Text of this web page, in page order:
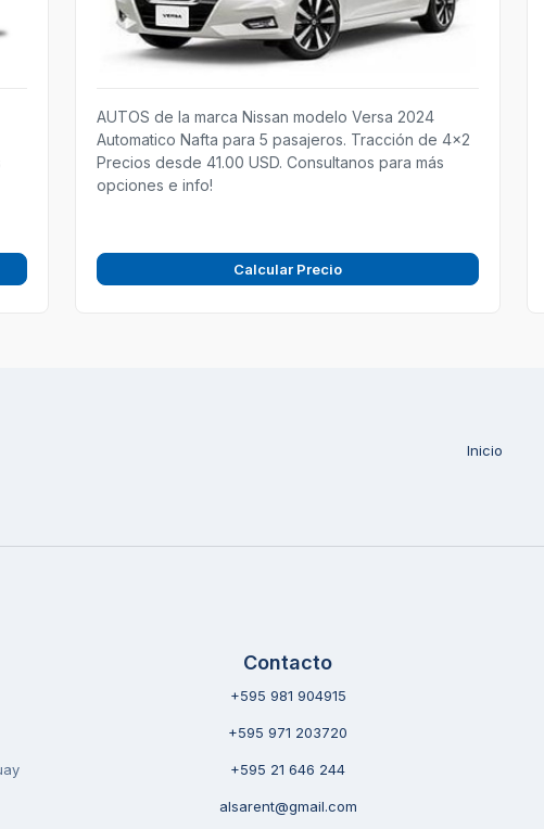
AUTOS de la marca Nissan modelo Versa 2024
Automatico Nafta para 5 pasajeros. Tracción de 4x2
Precios desde 41.00 USD. Consultanos para más
opciones e info!
Calcular Precio
Inicio
Contacto
+595 981 904915
+595 971 203720
+595 21 646 244
alsarent@gmail.com